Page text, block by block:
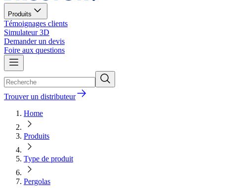
Produits
Témoignages clients
Simulateur 3D
Demander un devis
Foire aux questions
Trouver un distributeur
Home
Produits
Type de produit
Pergolas